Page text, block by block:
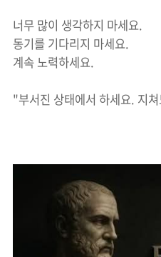
너무 많이 생각하지 마세요.
동기를 기다리지 마세요.
계속 노력하세요.
"부서진 상태에서 하세요. 지